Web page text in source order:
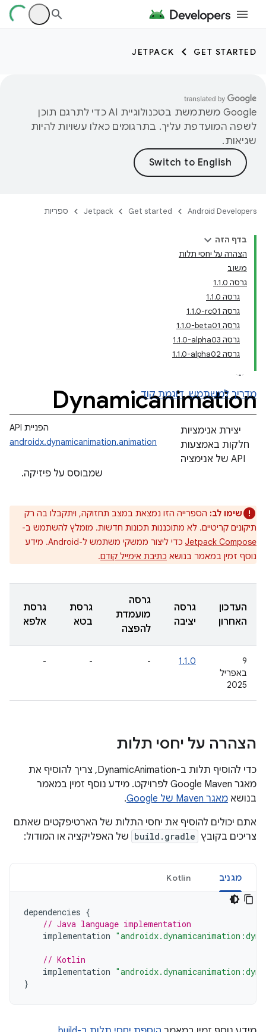
GET STARTED
JETPACK
‫Google משתמשת בטכנולוגיית AI כדי לתרגם תוכן
לשפה המועדפת עליך. בתרגומים כאלו עשויות להיות
שגיאות.
Android Developers
Get started
Jetpack ספריות
בדף הזה
הצהרה על יחסי תלות
משוב
גרסה 1.1.0
גרסה 1.1.0
גרסה ‎1.1.0-rc01
גרסה ‎1.1.0-beta01
גרסה ‎1.1.0-alpha03
גרסה ‎1.1.0-alpha02
Dynamicanimation
מדריך למשתמש דוגמת קוד
הפניית API
androidx.dynamicanimation.animation
יצירת אנימציות
חלקות באמצעות
API של אנימציה
שמבוסס על פיזיקה.
שימו לב: הספרייה הזו נמצאת במצב תחזוקה, ויתקבלו בה רק
תיקונים קריטיים. לא מתוכננות תכונות חדשות. מומלץ להשתמש ב-
Jetpack Compose
כדי ליצור ממשקי משתמש ל-Android. מידע
נוסף זמין במאמר בנושא כתיבת אימייל קודם.
העדכון
האחרון
גרסה
יציבה
גרסה
מועמדת
להפצה
גרסת
בטא
גרסת
אלפא
‫9
באפריל
2025
1.1.0
-
-
-
הצהרה על יחסי תלות
כדי להוסיף תלות ב-DynamicAnimation, צריך להוסיף את
מאגר Google Maven לפרויקט. מידע נוסף זמין במאמר
בנושא מאגר Maven של Google
.
אתם יכולים להוסיף את יחסי התלות של הארטיפקטים שאתם
צריכים בקובץ build.gradle של האפליקציה או המודול:
מגניב Kotlin
dependencies {
// Java language implementation
implementation
// Kotlin
implementation
}